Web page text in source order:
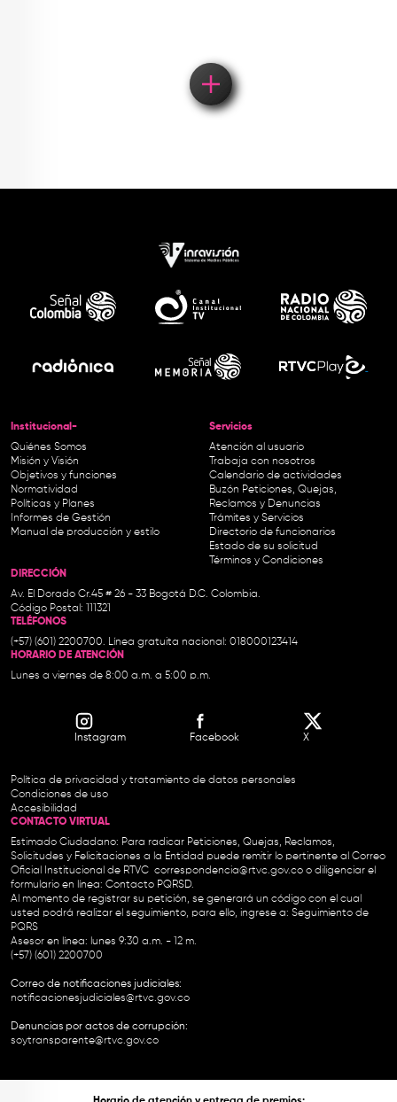
Load More
Institucional-
Quiénes Somos
Misión y Visión
Objetivos y funciones
Normatividad
Políticas y Planes
Informes de Gestión
Manual de producción y estilo
Servicios
Atención al usuario
Trabaja con nosotros
Calendario de actividades
Buzón Peticiones, Quejas,
Reclamos y Denuncias
Trámites y Servicios
Directorio de funcionarios
Estado de su solicitud
Términos y Condiciones
DIRECCIÓN
Av. El Dorado Cr.45 # 26 - 33 Bogotá D.C. Colombia.
Código Postal: 111321
TELÉFONOS
(+57) (601) 2200700. Línea gratuita nacional: 018000123414
HORARIO DE ATENCIÓN
Lunes a viernes de 8:00 a.m. a 5:00 p.m.
Instagram Facebook X
Política de privacidad y tratamiento de datos personales
Condiciones de uso
Accesibilidad
CONTACTO VIRTUAL
Estimado Ciudadano: Para radicar Peticiones, Quejas, Reclamos,
Solicitudes y Felicitaciones a la Entidad puede remitir lo pertinente al Correo
Oficial Institucional de RTVC correspondencia@rtvc.gov.co o diligenciar el
formulario en línea: Contacto PQRSD.
Al momento de registrar su petición, se generará un código con el cual
usted podrá realizar el seguimiento, para ello, ingrese a: Seguimiento de
PQRS
Asesor en línea: lunes 9:30 a.m. - 12 m.
(+57) (601) 2200700
Correo de notificaciones judiciales:
notificacionesjudiciales@rtvc.gov.co
Denuncias por actos de corrupción:
soytransparente@rtvc.gov.co